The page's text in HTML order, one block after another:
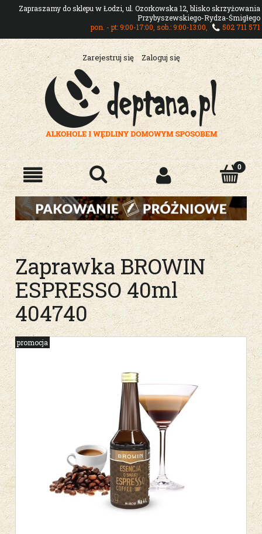
Zapraszamy do sklepu w Łodzi, ul. Ozorkowska 12, blisko skrzyżowania
Przybyszewskiego-Rydza-Śmigłego
pon. - pt: 9:00-17:00, sob.: 9:00-13:00,
502 711 571
Zarejestruj się Zaloguj się
Zaprawka BROWIN
ESPRESSO 40ml
404740
promocja